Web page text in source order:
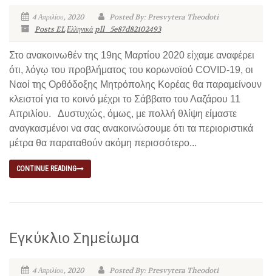
4 Απριλίου, 2020
Posted By: Presvytera Theodoti
Posts ELΕλληνικά pll_5e87d82102493
Στο ανακοινωθέν της 19ης Μαρτίου 2020 είχαμε αναφέρει
ότι, λόγῳ του προβλήματος του κορωνοϊού COVID-19, οι
Ναοί της Ορθόδοξης Μητρόπολης Κορέας θα παραμείνουν
κλειστοί για το κοινό μέχρι το Σάββατο του Λαζάρου 11
Απριλίου. Δυστυχώς, όμως, με πολλή θλίψη είμαστε
αναγκασμένοι να σας ανακοινώσουμε ότι τα περιοριστικά
μέτρα θα παραταθούν ακόμη περισσότερο...
CONTINUE READING
Εγκύκλιο Σημείωμα
4 Απριλίου, 2020
Posted By: Presvytera Theodoti